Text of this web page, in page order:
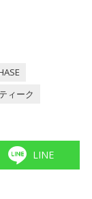
ィーク
LINE